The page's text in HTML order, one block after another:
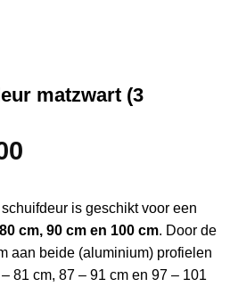
matzwart (3
is geschikt voor een
80 cm, 90 cm en 100 cm. Door de
aan beide (aluminium) profielen
81 cm, 87 – 91 cm en 97 – 101